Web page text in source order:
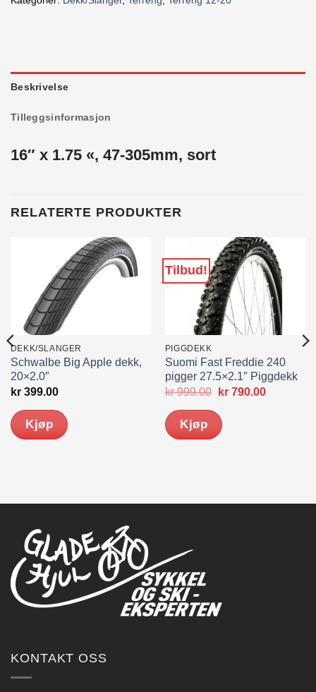
Beskrivelse
Tilleggsinformasjon
16″ x 1.75 «, 47-305mm, sort
RELATERTE PRODUKTER
DEKK/SLANGER
Schwalbe Big Apple dekk,
20×2.0″
kr399.00
Kjøp
Tilbud!
PIGGDEKK
Suomi Fast Freddie 240
pigger 27.5×2.1″ Piggdekk
kr999.00
Opprinnelig
var:
kr 999.00.
kr790.00
Kjøp
KONTAKT OSS